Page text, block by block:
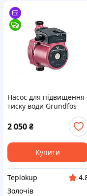
Насос для підвищення
тиску води Grundfos
2 050₴
Купити
Teplokup
Золочів